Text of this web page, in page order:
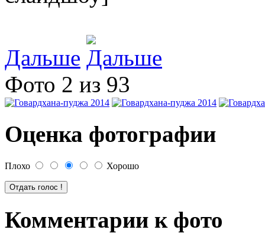
Дальше
Фото 2 из 93
Оценка фотографии
Плохо Хорошо
Комментарии к фото